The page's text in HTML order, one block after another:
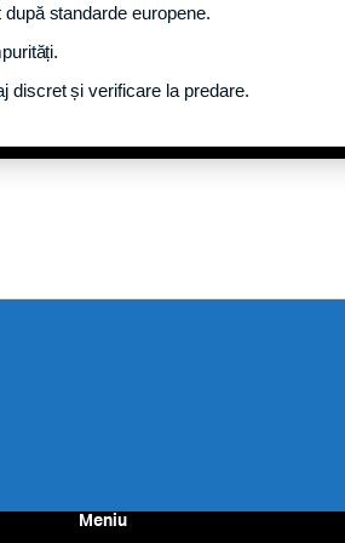
standarde europene.
discret și verificare la predare.
Meniu